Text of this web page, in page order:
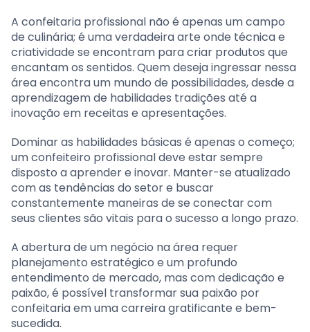
A confeitaria profissional não é apenas um campo
de culinária; é uma verdadeira arte onde técnica e
criatividade se encontram para criar produtos que
encantam os sentidos. Quem deseja ingressar nessa
área encontra um mundo de possibilidades, desde a
aprendizagem de habilidades tradições até a
inovação em receitas e apresentações.
Dominar as habilidades básicas é apenas o começo;
um confeiteiro profissional deve estar sempre
disposto a aprender e inovar. Manter-se atualizado
com as tendências do setor e buscar
constantemente maneiras de se conectar com
seus clientes são vitais para o sucesso a longo prazo.
A abertura de um negócio na área requer
planejamento estratégico e um profundo
entendimento de mercado, mas com dedicação e
paixão, é possível transformar sua paixão por
confeitaria em uma carreira gratificante e bem-
sucedida.